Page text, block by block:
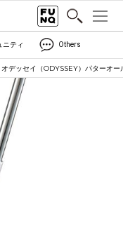
ニティ Others
デッセイ（ODYSSEY）パターオー